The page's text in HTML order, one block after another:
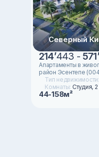
Северный
214’443 - 571’
Апартаменты в
район Эсентепе
Тип недвижимости:
Комнаты: Студия,
44-158м²